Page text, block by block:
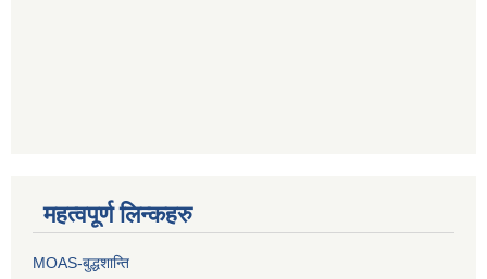
महत्वपूर्ण लिन्कहरु
MOAS-बुद्धशान्ति